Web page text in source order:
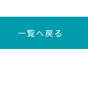
一覧へ戻る